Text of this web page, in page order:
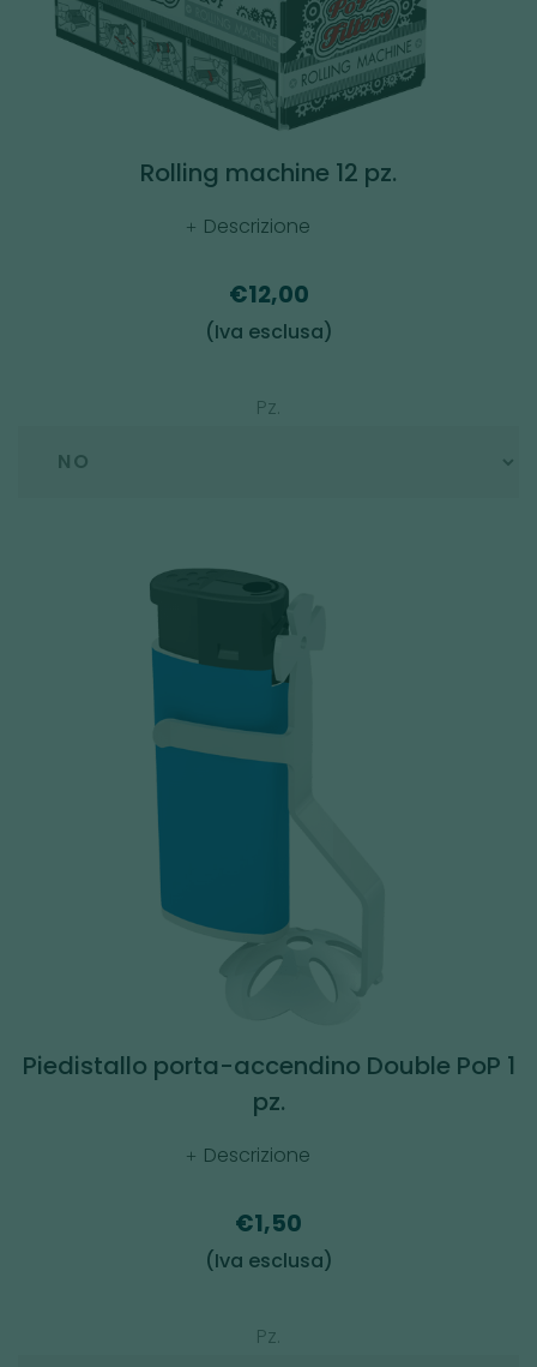
Rolling machine 12 pz.
Descrizione
€12,00
(Iva esclusa)
Pz.
Piedistallo porta-accendino Double PoP 1
pz.
Descrizione
€1,50
(Iva esclusa)
Pz.